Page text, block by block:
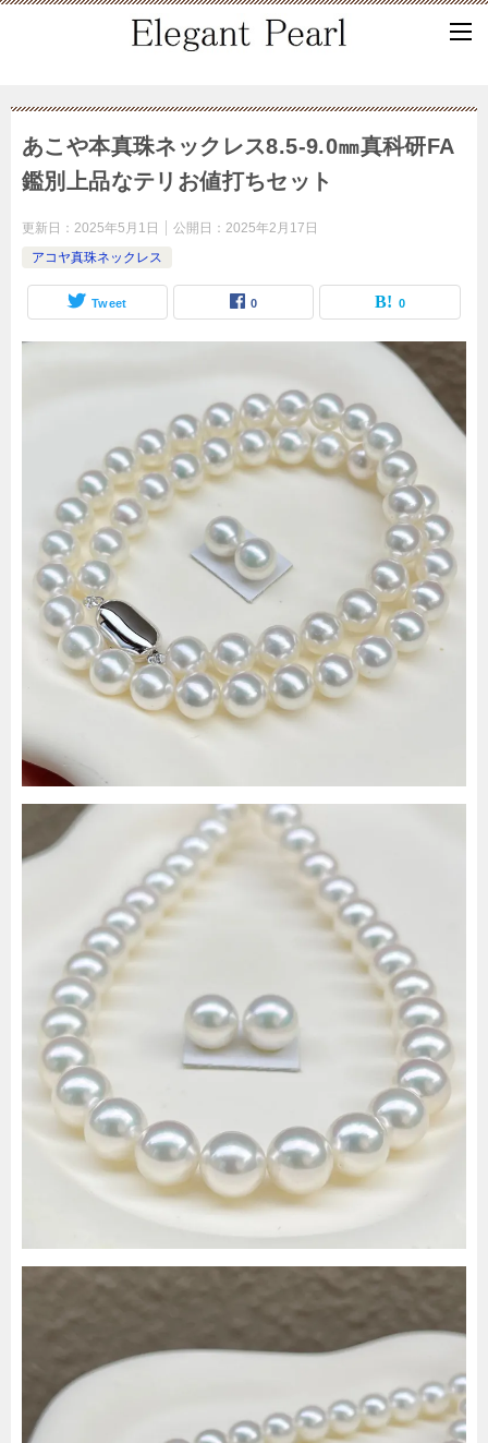
あこや本真珠ネックレス8.5-9.0㎜真科研FA
鑑別上品なテリお値打ちセット
更新日： 2025年5月1日 公開日： 2025年2月17日
アコヤ真珠ネックレス
Tweet 0 0